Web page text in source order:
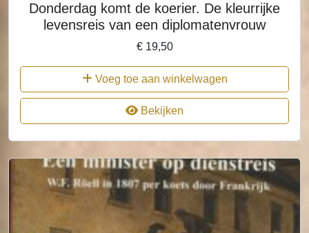
Donderdag komt de koerier. De kleurrijke
levensreis van een diplomatenvrouw
€19,50
Voeg toe aan winkelwagen
Bekijken